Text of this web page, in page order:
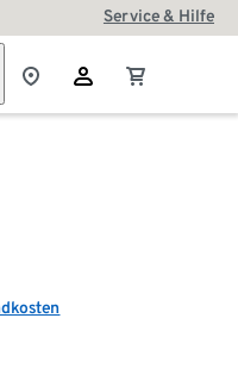
Service & Hilfe